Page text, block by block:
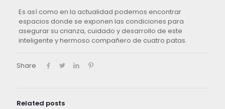
Es así como en la actualidad podemos encontrar
espacios donde se exponen las condiciones para
asegurar su crianza, cuidado y desarrollo de este
inteligente y hermoso compañero de cuatro patas.
Share
Related posts